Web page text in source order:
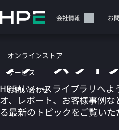
イ
テ
ツ
に
ス
サポート 会社情報 お
オンラインストア
サービス
お問い合わせ
リソースライ
HPEリソースライブラリへ
オ、レポート、お客様事例
る最新のトピックをご覧いた